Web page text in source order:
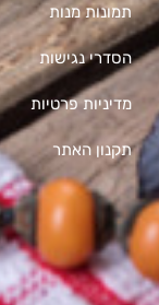
תמונות מנות
הסדרי נגישות
מדיניות פרטיות
תקנון האתר